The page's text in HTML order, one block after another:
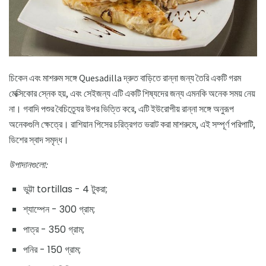
চিকেন এবং মাশরুম সঙ্গে Quesadilla দ্রুত বাড়িতে রান্না জন্য তৈরি একটি গরম
মেক্সিকোর স্নেক হয়, এবং সেইজন্য এটি একটি শিষ্যদের জন্য এমনকি অনেক সময় নেয়
না। গবাদি পশুর বৈচিত্র্যের উপর ভিত্তি করে, এটি ইউরোপীয় রান্না সঙ্গে অনুরূপ
অনেকগুলি ক্ষেত্রে। রাশিয়ান পিসের চরিত্রগত ভরাট করা মাশরুমে, এই সম্পূর্ণ পরিপাটি,
ডিশের স্বাদ সমৃদ্ধ।
উপাদানগুলো:
ভুট্টা tortillas - 4 টুকরা;
শ্যাম্পেন - 300 গ্রাম;
পাত্র - 350 গ্রাম;
পনির - 150 গ্রাম;